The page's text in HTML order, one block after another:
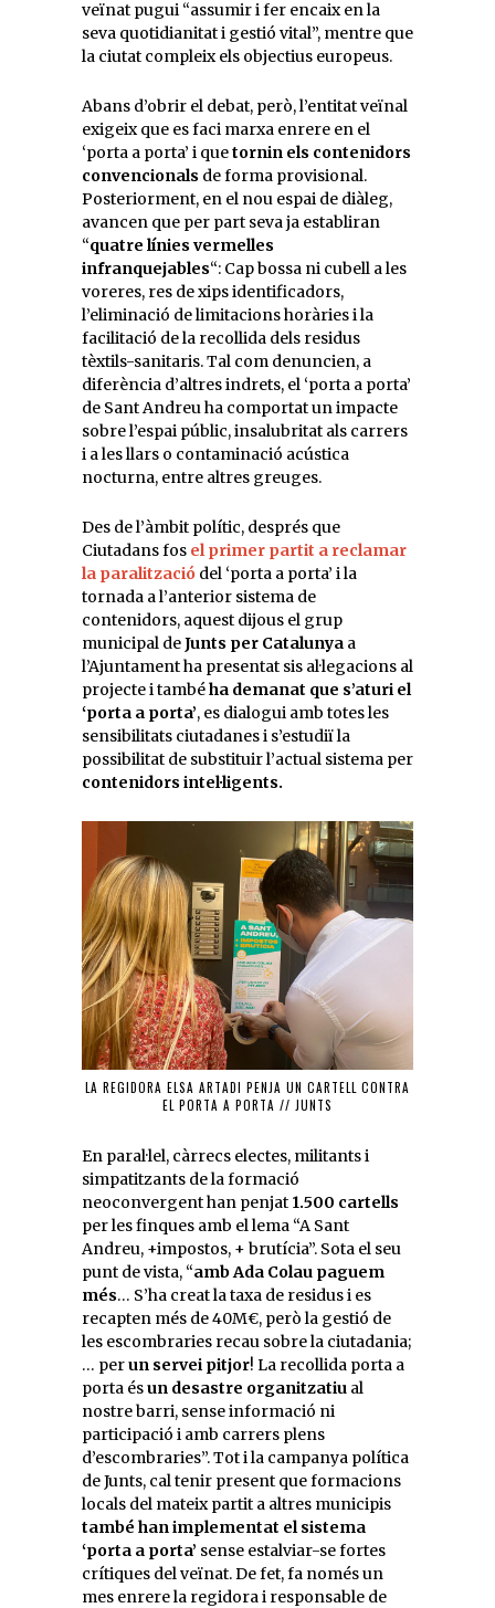
veïnat pugui “assumir i fer encaix en la
seva quotidianitat i gestió vital”, mentre que
la ciutat compleix els objectius europeus.
Abans d’obrir el debat, però, l’entitat veïnal
exigeix que es faci marxa enrere en el
‘porta a porta’ i quetornin els contenidors
convencionals de forma provisional.
Posteriorment, en el nou espai de diàleg,
avancen que per part seva ja establiran
“quatre línies vermelles
infranquejables“: Cap bossa ni cubell a les
voreres, res de xips identificadors,
l’eliminació de limitacions horàries i la
facilitació de la recollida dels residus
tèxtils-sanitaris. Tal com denuncien, a
diferència d’altres indrets, el ‘porta a porta’
de Sant Andreu ha comportat un impacte
sobre l’espai públic, insalubritat als carrers
i a les llars o contaminació acústica
nocturna, entre altres greuges.
Des de l’àmbit polític, després que
Ciutadans fos el primer partit a reclamar
la paralització del ‘porta a porta’ i la
tornada a l’anterior sistema de
contenidors, aquest dijous el grup
municipal deJunts per Catalunya a
l’Ajuntament ha presentat sis al·legacions al
projecte i tambéha demanat que s’aturi el
‘porta a porta’, es dialogui amb totes les
sensibilitats ciutadanes i s’estudiï la
possibilitat de substituir l’actual sistema per
contenidors intel·ligents.
LA REGIDORA ELSA ARTADI PENJA UN CARTELL CONTRA
EL PORTA A PORTA // JUNTS
En paral·lel, càrrecs electes, militants i
simpatitzants de la formació
neoconvergent han penjat 1.500 cartells
per les finques amb el lema “A Sant
Andreu, +impostos, + brutícia”. Sota el seu
punt de vista, “amb Ada Colau paguem
més… S’ha creat la taxa de residus i es
recapten més de 40M€, però la gestió de
les escombraries recau sobre la ciutadania;
… perun servei pitjor! La recollida porta a
porta ésun desastre organitzatiu al
nostre barri, sense informació ni
participació i amb carrers plens
d’escombraries”. Tot i la campanya política
de Junts, cal tenir present que formacions
locals del mateix partit a altres municipis
també han implementat el sistema
‘porta a porta’ sense estalviar-se fortes
crítiques del veïnat. De fet, fa només un
mes enrere la regidora i responsable de